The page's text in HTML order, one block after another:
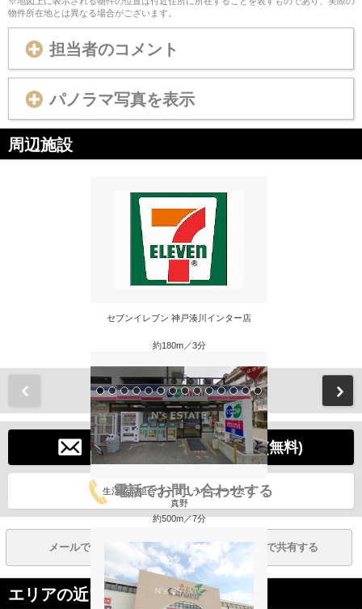
物件所在地とは異なる場合がございます。
担当者のコメント
パノラマ写真を表示
周辺施設
セブンイレブン 神戸湊川インター店
約180m／3分
生活協同組合コープこうべ コープミニ
真野
約500m／7分
メールでお問い合わせする(無料)
電話でお問い合わせする
メールで共有する LINEで共有する
エリアの近い物件